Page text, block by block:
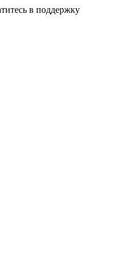
в поддержку